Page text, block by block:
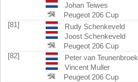
Johan Teiwes
Peugeot 206 Cup
[81]
Rudy Schenkeveld
Joost Schenkeveld
Peugeot 206 Cup
[82]
Peter van Teunenbroek
Vincent Muller
Peugeot 206 Cup